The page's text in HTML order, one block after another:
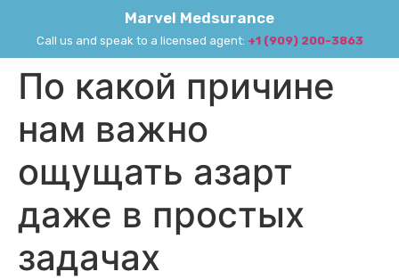
Marvel Medsurance
Call us and speak to a licensed agent: +1 (909) 200-3863
По какой причине
нам важно
ощущать азарт
даже в простых
задачах